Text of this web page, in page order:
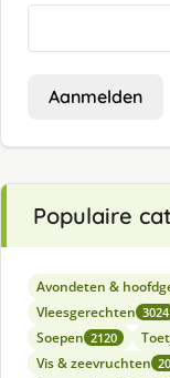
Aanmelden
Populaire
Avondeten &
Vleesgerechten 3024
Soepen 2120
Vis & zeevruchten